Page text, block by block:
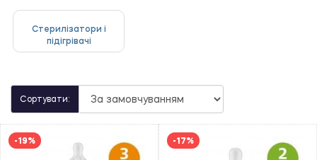
Стерилізатори і
підігрівачі
Сортувати:
-19% -17%